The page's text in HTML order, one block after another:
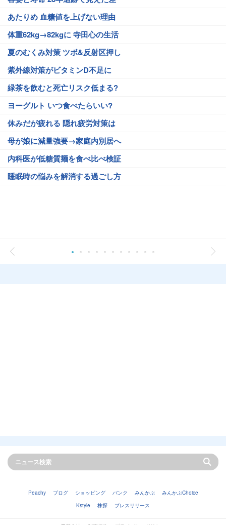
あたりめ 血糖値を上げない理由
体重62kg→82kgに 寺田心の生活
夏のむくみ対策 ツボ&反射区押し
紫外線対策がビタミンD不足に
緑茶を飲むと死亡リスク低まる?
ヨーグルト いつ食べたらいい?
休みだが疲れる 隠れ疲労対策は
母が娘に減量強要→家庭内別居へ
内科医が低糖質麺を食べ比べ検証
睡眠時の悩みを解消する過ごし方
Peachy ブログ ショッピング バンク みんかぶ
みんかぶChoice
Kstyle
株探 プレスリリース